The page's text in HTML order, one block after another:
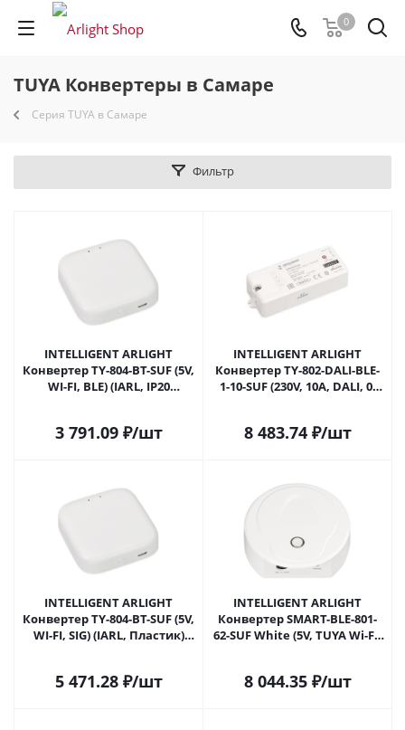
0
TUYA Конвертеры в Самаре
Серия TUYA в Самаре
Фильтр
INTELLIGENT ARLIGHT
Конвертер TY-804-BT-SUF (5V,
WI-FI, BLE) (IARL, IP20
3 791.09₽/шт
INTELLIGENT ARLIGHT
Конвертер TY-802-DALI-BLE-
1-10-SUF (230V, 10A, DALI, 0-
8 483.74₽/шт
INTELLIGENT ARLIGHT
Конвертер TY-804-BT-SUF (5V,
WI-FI, SIG) (IARL, Пластик)
5 471.28₽/шт
INTELLIGENT ARLIGHT
Конвертер SMART-BLE-801-
62-SUF White (5V, TUYA Wi-Fi)
8 044.35₽/шт